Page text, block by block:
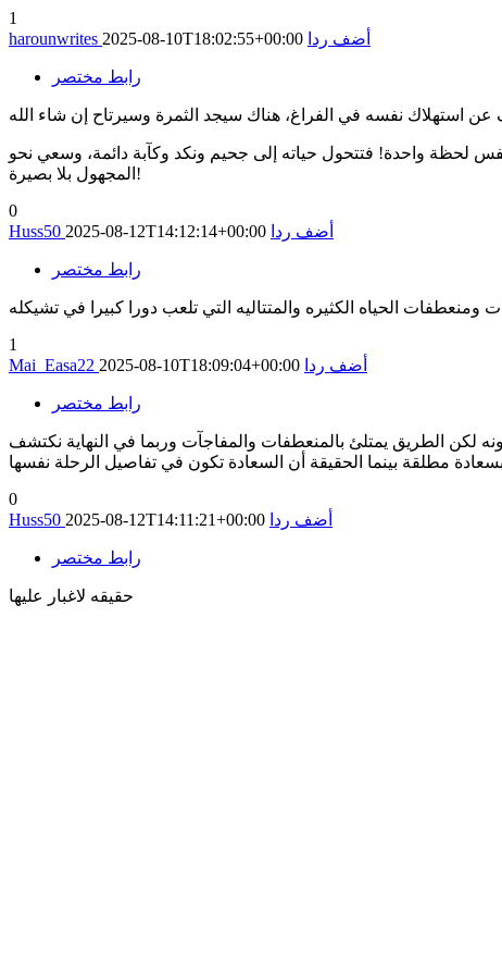
1
harounwrites 2025-08-10T18:02:55+00:00 أضف ردا
رابط مختصر
واحدة! فتتحول حياته إلى جحيم ونكد وكآبة دائمة، وسعي نحو
المجهول بلا بصيرة!
0
Huss50 2025-08-12T14:12:14+00:00 أضف ردا
رابط مختصر
الحياه الكثيره والمتتاليه التي تلعب دورا كبيرا في تشيكله
1
Mai_Easa22 2025-08-10T18:09:04+00:00 أضف ردا
رابط مختصر
لكن الطريق يمتلئ بالمنعطفات والمفاجآت وربما في النهاية نكتشف
مطلقة بينما الحقيقة أن السعادة تكون في تفاصيل الرحلة نفسها
0
Huss50 2025-08-12T14:11:21+00:00 أضف ردا
رابط مختصر
حقيقه لاغبار عليها